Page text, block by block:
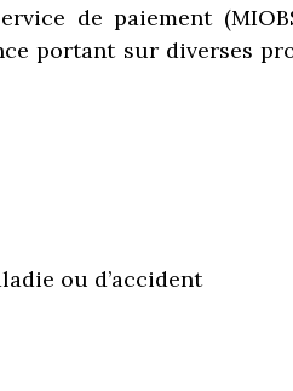
de paiement
portant sur diverses
ou d’accident